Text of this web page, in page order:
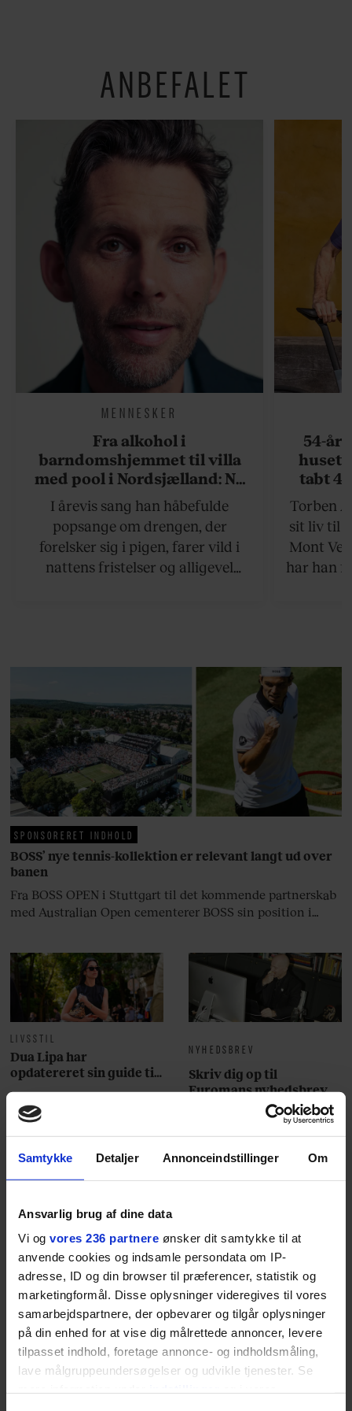
Samtykke Detaljer Annonceindstillinger Om
Ansvarlig brug af dine data
Vi og vores 236 partnere ønsker dit samtykke til at
anvende cookies og indsamle persondata om IP-
adresse, ID og din browser til præferencer, statistik og
marketingformål. Disse oplysninger videregives til vores
samarbejdspartnere, der opbevarer og tilgår oplysninger
på din enhed for at vise dig målrettede annoncer, levere
tilpasset indhold, foretage annonce- og indholdsmåling,
lave målgruppeundersøgelser og udvikle tjenester. Se
ANBEFALET
MENNESKER
Fra alkohol i
barndomshjemmet til villa
med pool i Nordsjælland: Nu
skal du høre sandheden om
Rasmus Seebach
I årevis sang han håbefulde
popsange om drengen, der
forelsker sig i pigen, farer vild i
nattens fristelser og alligevel
blevet voksen. Her indtager
fortællerens plads i et portræt om
arv, angst, familieliv, frygten for
at miste stemmen og den
livsglæde, han nægter at give slip
på.
54-
huset
tabt
Torben
sit liv til
Mont
har han
LIVSSTIL
Dua Lipa har
opdatereret sin guide til
København. Og den er –
ikke overraskende –
ganske forudsigelig
NYHEDSBREV
Skriv dig op til
Euromans nyhedsbrev
SPONSORERET INDHOLD
BOSS’ nye tennis-kollektion er relevant langt ud over
banen
Fra BOSS OPEN i Stuttgart til det kommende partnerskab
med Australian Open cementerer BOSS sin position i
Jeg er udpræget
midterbarn. Når min far
drak sig fuld og blev
uvenner med min mor, var
det naturligt for mig at
forsøge at redde